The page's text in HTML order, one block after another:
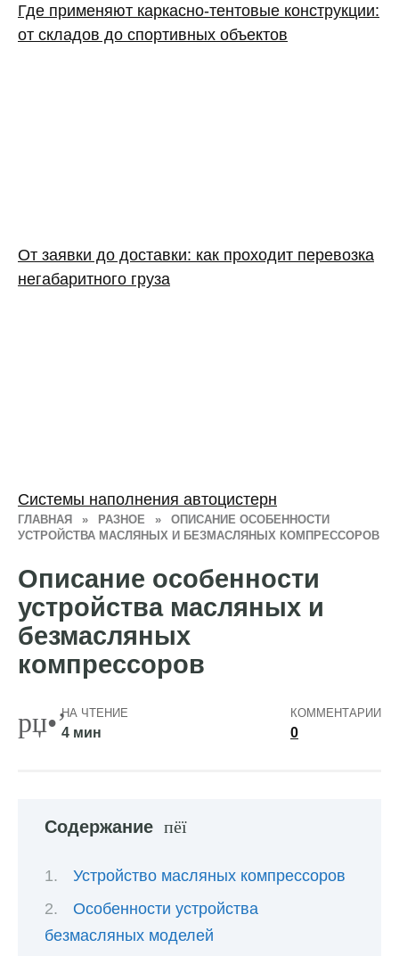
ГЛАВНАЯ » РАЗНОЕ »
ОПИСАНИЕ ОСОБЕННОСТИ
УСТРОЙСТВА МАСЛЯНЫХ И БЕЗМАСЛЯНЫХ КОМПРЕССОРОВ
Описание особенности
устройства масляных и
безмасляных
компрессоров
НА ЧТЕНИЕ
4 мин
КОММЕНТАРИИ
0
Содержание
Устройство масляных компрессоров
Особенности устройства
безмасляных моделей
Где применяют каркасно‑тентовые конструкции:
от складов до спортивных объектов
От заявки до доставки: как проходит перевозка
негабаритного груза
Системы наполнения автоцистерн